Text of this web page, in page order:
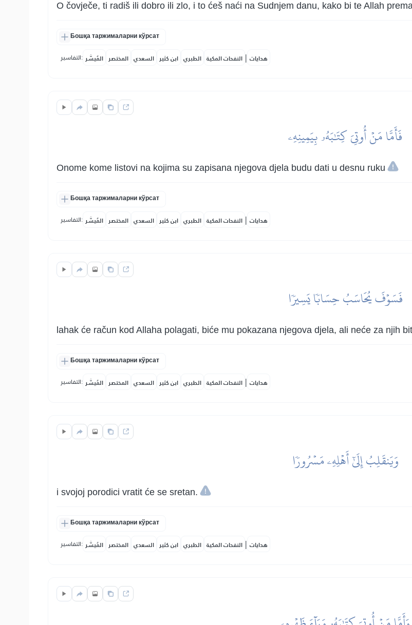
O čovječe, ti radiš ili dobro ili zlo, i to ćeš naći na Sudnjem danu, kako bi te Allah
Бошқа таржималарни кўрсат
التفاسير: المُيسَّر المختصر السعدي ابن كثير الطبري النفحات المكية | هدايات
فَأَمَّا مَنۡ أُوتِيَ كِتَٰبَهُۥ بِيَمِينِهِۦ
Onome kome listovi na kojima su zapisana njegova djela budu dati u desnu ruku
Бошқа таржималарни кўрсат
التفاسير: المُيسَّر المختصر السعدي ابن كثير الطبري النفحات المكية | هدايات
فَسَوۡفَ يُحَاسَبُ حِسَابٗا يَسِيرٗا
lahak će račun kod Allaha polagati, biće mu pokazana njegova djela, ali neće za njih
Бошқа таржималарни кўрсат
التفاسير: المُيسَّر المختصر السعدي ابن كثير الطبري النفحات المكية | هدايات
وَيَنقَلِبُ إِلَىٰٓ أَهۡلِهِۦ مَسۡرُورٗا
i svojoj porodici vratit će se sretan.
Бошқа таржималарни кўрсат
التفاسير: المُيسَّر المختصر السعدي ابن كثير الطبري النفحات المكية | هدايات